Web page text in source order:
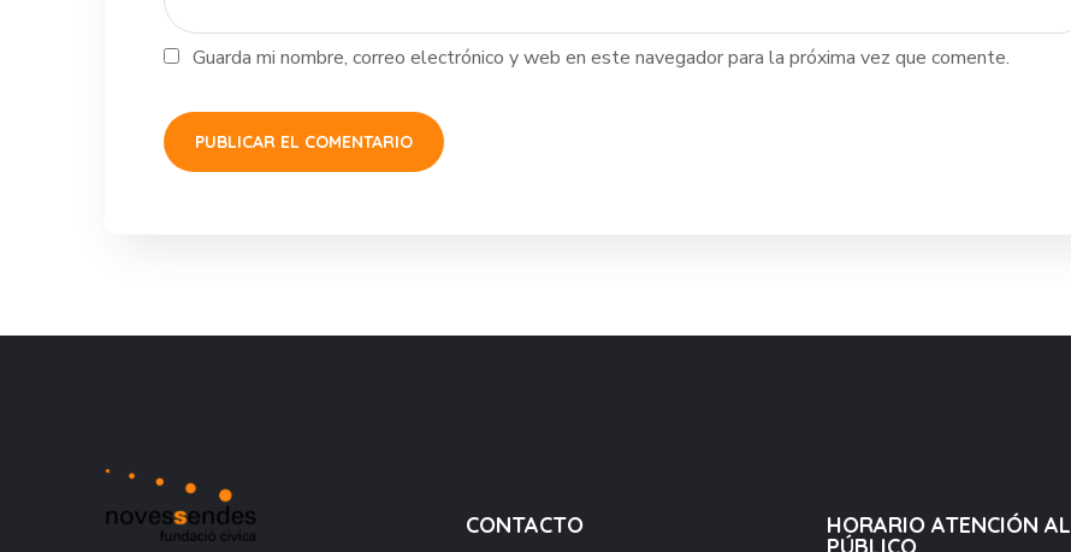
Guarda mi nombre, correo electrónico y web en este navegador para la próxima vez que comente.
CONTACTO HORARIO ATENCIÓN AL
PÚBLICO